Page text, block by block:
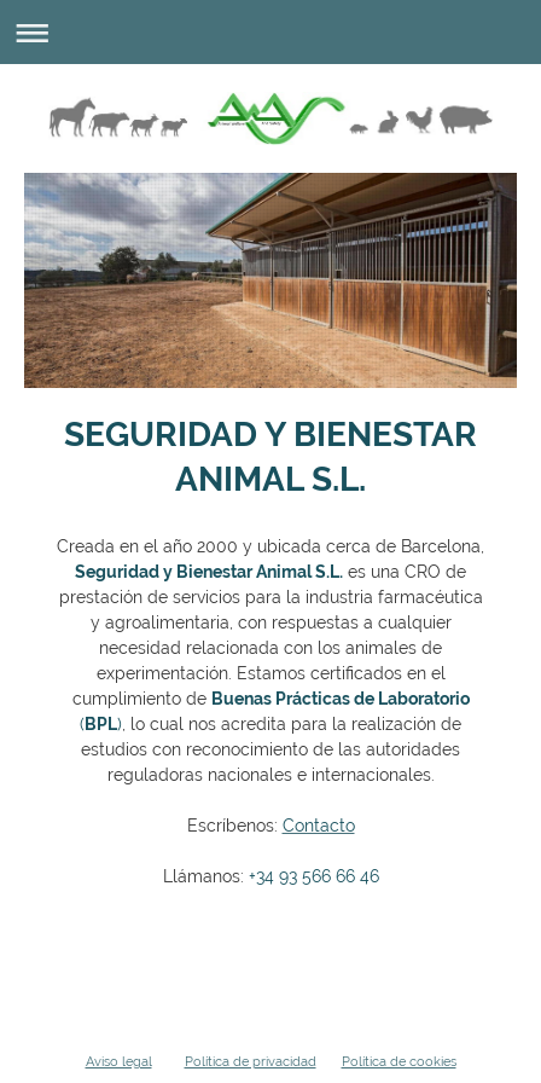
SEGURIDAD Y BIENESTAR
ANIMAL S.L.
Creada en el año 2000 y ubicada cerca de Barcelona,
Seguridad y Bienestar Animal S.L. es una CRO de
prestación de servicios para la industria farmacéutica
y agroalimentaria, con respuestas a cualquier
necesidad relacionada con los animales de
experimentación. Estamos certificados en el
cumplimiento de Buenas Prácticas de Laboratorio
( BPL) , lo cual nos acredita para la realización de
estudios con reconocimiento de las autoridades
reguladoras nacionales e internacionales.
Escríbenos: Contacto
Llámanos: +34 93 566 66 46
Aviso legal Política de privacidad Política de cookies